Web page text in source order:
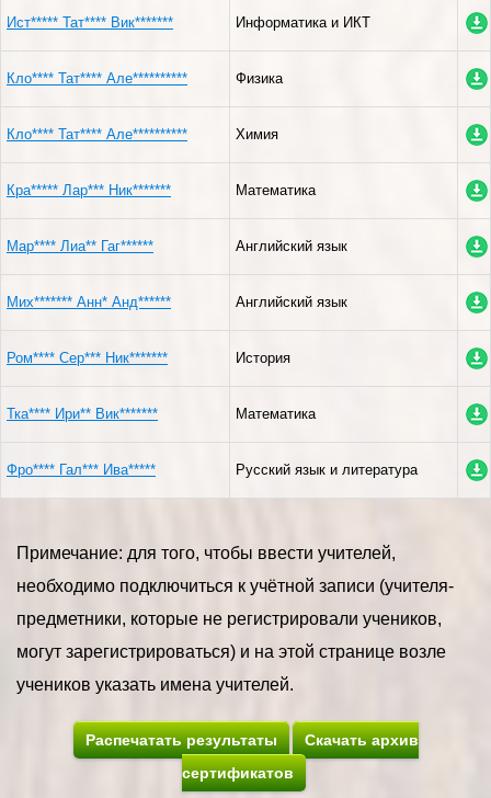
Ист***** Тат**** Вик******* Информатика и ИКТ
Кло**** Тат**** Але********** Физика
Кло**** Тат**** Але********** Химия
Кра***** Лар*** Ник******* Математика
Мар**** Лиа** Гаг****** Английский язык
Мих******* Анн* Анд****** Английский язык
Ром**** Сер*** Ник******* История
Тка**** Ири** Вик******* Математика
Фро**** Гал*** Ива***** Русский язык и литература
Примечание: для того, чтобы ввести учителей,
необходимо подключиться к учётной записи (учителя-
предметники, которые не регистрировали учеников,
могут зарегистрироваться) и на этой странице возле
учеников указать имена учителей.
Распечатать результаты
Скачать архив
сертификатов